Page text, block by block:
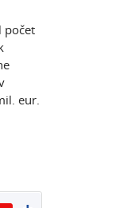
počet
eur.